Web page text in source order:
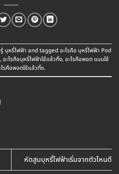
บุหรี่ไฟฟ้า and taggedอะไรคือ บุหรี่ไฟฟ้า Pod
, อะไรคือบุหรี่ไฟฟ้าใช้แล้วทิ้ง, อะไรคือพอต แบบใช้
ไรคือพอตใช้แล้วทิ้ง.
หัดสูบบุหรี่ไฟฟ้าเริ่มจากตัวไหนดี